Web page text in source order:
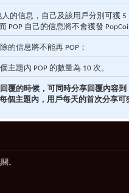
人的信息，自己及該用戶分別可獲 5
POP 自己的信息將不會獲發
的信息將不能再 POP；
主題內 POP 的數量為 10 次。
覆的時候，可同時分享回覆內容到
每個主題內，用戶每天的首次分享可
。